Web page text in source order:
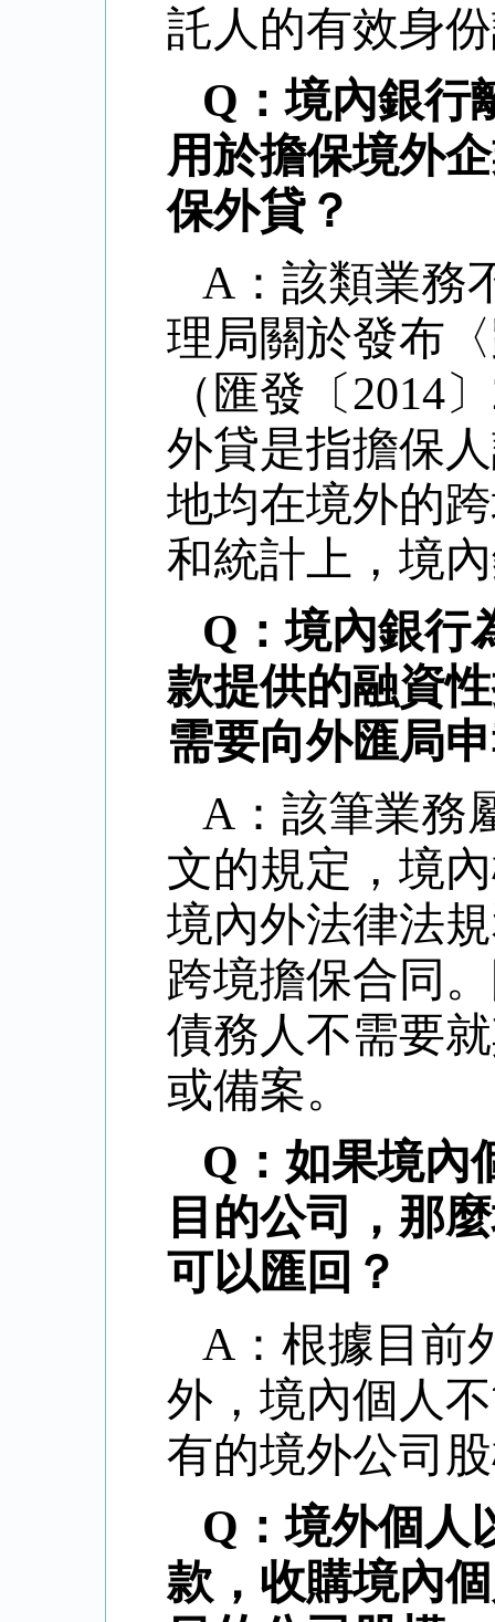
託人的有效身
Q：境內銀行
用於擔保境外
保外貸？
A：該類業務
理局關於發布
（匯發〔2014
外貸是指擔保
地均在境外的
和統計上，境
Q：境內銀行
款提供的融資
需要向外匯局
A：該筆業務
文的規定，境
境內外法律法
跨境擔保合同
債務人不需要
或備案。
Q：如果境內
目的公司，那
可以匯回？
A：根據目前
外，境內個人
有的境外公司
Q：境外個人
款，收購境內